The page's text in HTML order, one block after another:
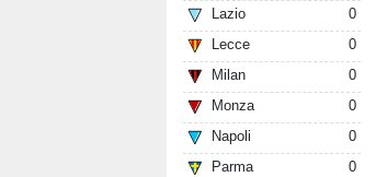
Lazio
0
Lecce
0
Milan
0
Monza
0
Napoli
0
Parma
0